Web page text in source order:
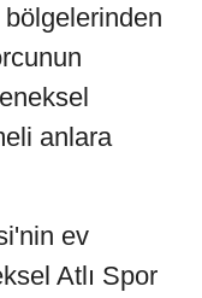
anlara
ev
Atlı Spor